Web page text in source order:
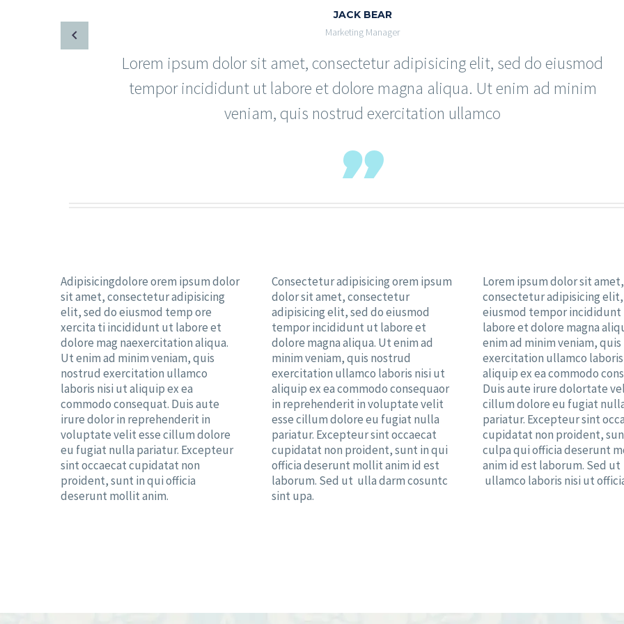
JACK BEAR
Marketing Manager
Lorem ipsum dolor sit amet, consectetur adipisicing elit, sed do eiusmod
tempor incididunt ut labore et dolore magna aliqua. Ut enim ad minim
veniam, quis nostrud exercitation ullamco
Adipisicingdolore orem ipsum dolor
sit amet, consectetur adipisicing
elit, sed do eiusmod temp ore
xercita ti incididunt ut labore et
dolore mag naexercitation aliqua.
Ut enim ad minim veniam, quis
nostrud exercitation ullamco
laboris nisi ut aliquip ex ea
commodo consequat. Duis aute
irure dolor in reprehenderit in
voluptate velit esse cillum dolore
eu fugiat nulla pariatur. Excepteur
sint occaecat cupidatat non
proident, sunt in qui officia
deserunt mollit anim.
Consectetur adipisicing orem ipsum
dolor sit amet, consectetur
adipisicing elit, sed do eiusmod
tempor incididunt ut labore et
dolore magna aliqua. Ut enim ad
minim veniam, quis nostrud
exercitation ullamco laboris nisi ut
aliquip ex ea commodo consequaor
in reprehenderit in voluptate velit
esse cillum dolore eu fugiat nulla
pariatur. Excepteur sint occaecat
cupidatat non proident, sunt in qui
officia deserunt mollit anim id est
laborum. Sed ut ulla darm cosuntc
sint upa.
Lorem ipsum dolor sit amet,
consectetur adipisicing elit,
eiusmod tempor incididunt
labore et dolore magna
enim ad minim veniam,
exercitation ullamco
aliquip ex ea commodo
Duis aute irure dolortate
cillum dolore eu fugiat
pariatur. Excepteur sint
cupidatat non proident,
culpa qui officia deserunt
anim id est laborum. Sed ut
ullamco laboris nisi ut